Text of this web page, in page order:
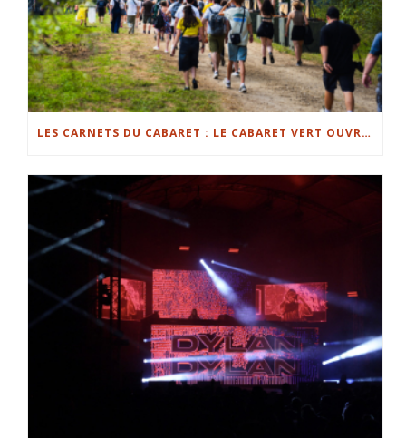
LES CARNETS DU CABARET : LE CABARET VERT OUVRE LE BAL À CHARLEVILLE-MÉZIÈRES